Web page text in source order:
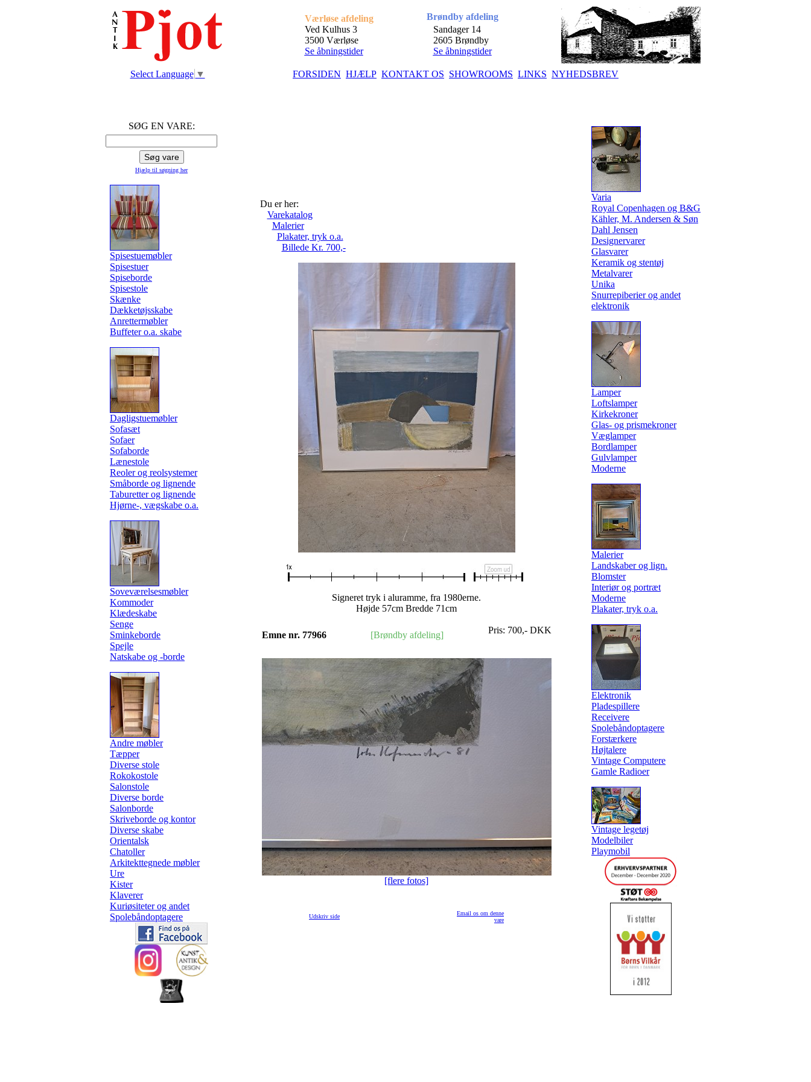
Værløse afdeling
Ved Kulhus 3
3500 Værløse
Se åbningstider
Brøndby afdeling
Sandager 14
2605 Brøndby
Se åbningstider
Select Language ▼ FORSIDEN HJÆLP KONTAKT OS SHOWROOMS LINKS NYHEDSBREV
SØG EN VARE:
Hjælp til søgning her
Spisestuemøbler
Spisestuer
Spiseborde
Spisestole
Skænke
Dækketøjsskabe
Anrettermøbler
Buffeter o.a. skabe
Dagligstuemøbler
Sofasæt
Sofaer
Sofaborde
Lænestole
Reoler og reolsystemer
Småborde og lignende
Taburetter og lignende
Hjørne-, vægskabe o.a.
Soveværelsesmøbler
Kommoder
Klædeskabe
Senge
Sminkeborde
Spejle
Natskabe og -borde
Andre møbler
Tæpper
Diverse stole
Rokokostole
Salonstole
Diverse borde
Salonborde
Skriveborde og kontor
Diverse skabe
Orientalsk
Chatoller
Arkitekttegnede møbler
Ure
Kister
Klaverer
Kuriøsiteter og andet
Spolebåndoptagere
Du er her:
Varekatalog
Malerier
Plakater, tryk o.a.
Billede Kr. 700,-
Signeret tryk i aluramme, fra 1980erne.
Højde 57cm Bredde 71cm
Emne nr. 77966 [Brøndby afdeling] Pris: 700,- DKK
[flere fotos]
Udskriv side
Email os om denne
vare
Varia
Royal Copenhagen og B&G
Kähler, M. Andersen & Søn
Dahl Jensen
Designervarer
Glasvarer
Keramik og stentøj
Metalvarer
Unika
Snurrepiberier og andet
elektronik
Lamper
Loftslamper
Kirkekroner
Glas- og prismekroner
Væglamper
Bordlamper
Gulvlamper
Moderne
Malerier
Landskaber og lign.
Blomster
Interiør og portræt
Moderne
Plakater, tryk o.a.
Elektronik
Pladespillere
Receivere
Spolebåndoptagere
Forstærkere
Højtalere
Vintage Computere
Gamle Radioer
Vintage legetøj
Modelbiler
Playmobil